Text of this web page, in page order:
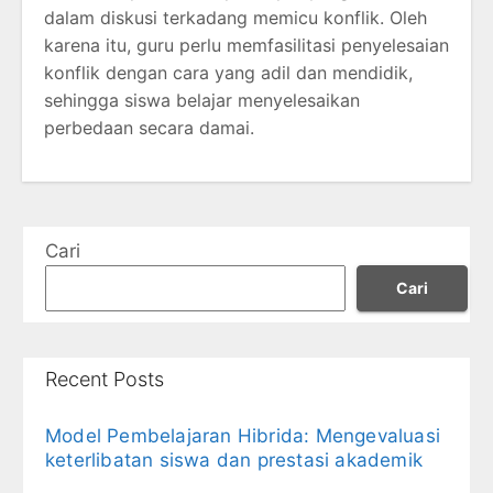
dalam diskusi terkadang memicu konflik. Oleh
karena itu, guru perlu memfasilitasi penyelesaian
konflik dengan cara yang adil dan mendidik,
sehingga siswa belajar menyelesaikan
perbedaan secara damai.
Cari
Cari
Recent Posts
Model Pembelajaran Hibrida: Mengevaluasi
keterlibatan siswa dan prestasi akademik